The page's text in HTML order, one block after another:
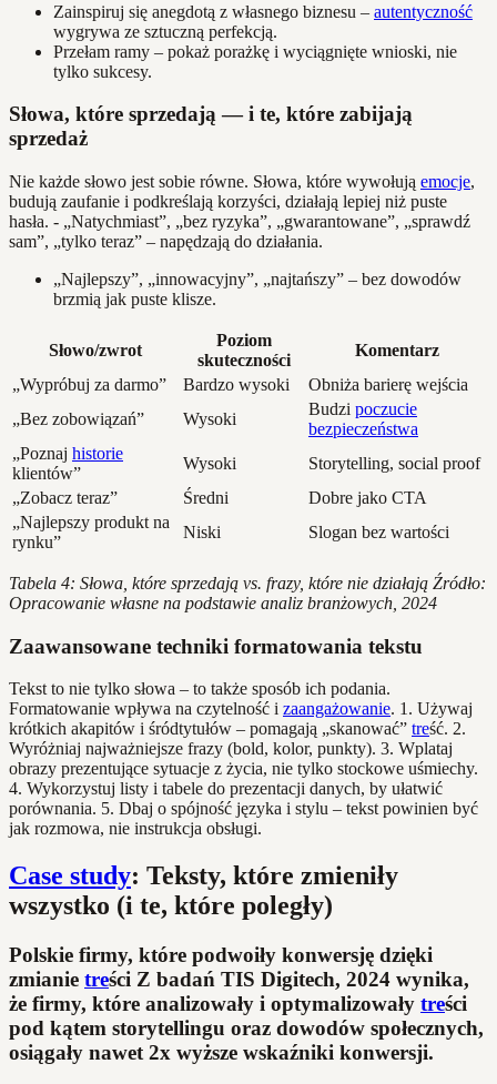
Zainspiruj się anegdotą z własnego biznesu – autentyczność
wygrywa ze sztuczną perfekcją.
Przełam ramy – pokaż porażkę i wyciągnięte wnioski, nie
tylko sukcesy.
Słowa, które sprzedają — i te, które zabijają
sprzedaż
Nie każde słowo jest sobie równe. Słowa, które wywołują emocje,
budują zaufanie i podkreślają korzyści, działają lepiej niż puste
hasła. - „Natychmiast”, „bez ryzyka”, „gwarantowane”, „sprawdź
sam”, „tylko teraz” – napędzają do działania.
„Najlepszy”, „innowacyjny”, „najtańszy” – bez dowodów
brzmią jak puste klisze.
Słowo/zwrot
Poziom
skuteczności
Komentarz
„Wypróbuj za darmo”
Bardzo wysoki
Obniża barierę wejścia
„Bez zobowiązań”
Wysoki
Budzi poczucie
bezpieczeństwa
„Poznaj historie
klientów”
Wysoki
Storytelling, social proof
„Zobacz teraz”
Średni
Dobre jako CTA
„Najlepszy produkt na
rynku”
Niski Slogan bez wartości
Tabela 4: Słowa, które sprzedają vs. frazy, które nie działają Źródło:
Opracowanie własne na podstawie analiz branżowych, 2024
Zaawansowane techniki formatowania tekstu
Tekst to nie tylko słowa – to także sposób ich podania.
Formatowanie wpływa na czytelność i zaangażowanie. 1. Używaj
krótkich akapitów i śródtytułów – pomagają „skanować” treść. 2.
Wyróżniaj najważniejsze frazy (bold, kolor, punkty). 3. Wplataj
obrazy prezentujące sytuacje z życia, nie tylko stockowe uśmiechy.
4. Wykorzystuj listy i tabele do prezentacji danych, by ułatwić
porównania. 5. Dbaj o spójność języka i stylu – tekst powinien być
jak rozmowa, nie instrukcja obsługi.
Case study: Teksty, które zmieniły
wszystko (i te, które poległy)
Polskie firmy, które podwoiły konwersję dzięki
zmianie treści Z badań TIS Digitech, 2024 wynika,
że firmy, które analizowały i optymalizowały treści
pod kątem storytellingu oraz dowodów społecznych,
osiągały nawet 2x wyższe wskaźniki konwersji.